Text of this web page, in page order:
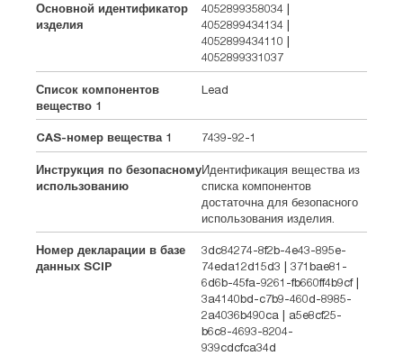
Основной идентификатор
изделия
4052899358034 |
4052899434134 |
4052899434110 |
4052899331037
Список компонентов
вещество 1
Lead
CAS-номер вещества 1 7439-92-1
Инструкция по безопасному
использованию
Идентификация вещества из
списка компонентов
достаточна для безопасного
использования изделия.
Номер декларации в базе
данных SCIP
3dc84274-8f2b-4e43-895e-
74eda12d15d3 | 371bae81-
6d6b-45fa-9261-fb660ff4b9cf |
3a4140bd-c7b9-460d-8985-
2a4036b490ca | a5e8cf25-
b6c8-4693-8204-
939cdcfca34d